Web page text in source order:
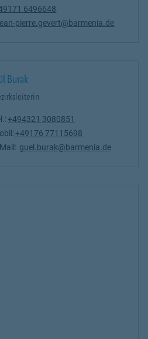
6496648
pierre.gevert@barmenia.de
Burak
+494321 3080851
+49176 77115698
guel.burak@barmenia.de